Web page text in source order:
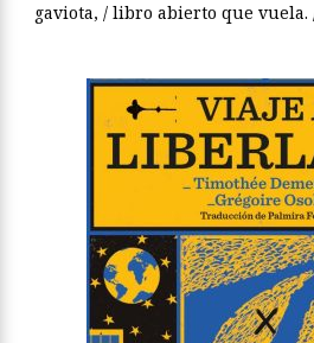
gaviota, / libro abierto que vuela.